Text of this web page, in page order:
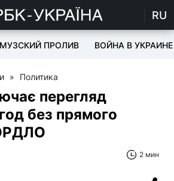
RU
ПРОЛИВ ВОЙНА В УКРАИНЕ
» Политика
перегляд
без прямого
2 мин